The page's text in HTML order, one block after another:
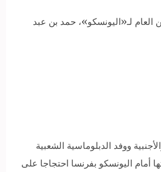
لـ«اليونسكو»، حمد بن عبد
ووفد الدبلوماسية الشعبية
أمام اليونسكو بفرنسا احتجاجا على